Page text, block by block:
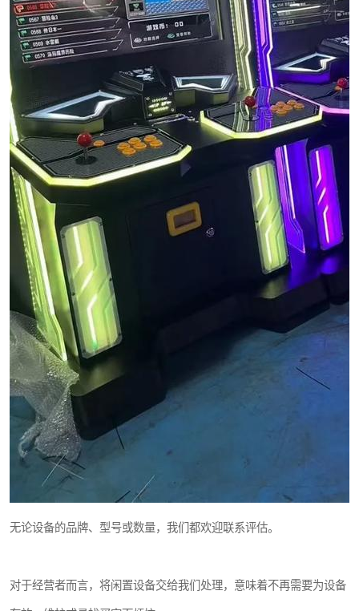
无论设备的品牌、型号或数量，我们都欢迎联系评估。
对于经营者而言，将闲置设备交给我们处理，意味着不再需要为设备